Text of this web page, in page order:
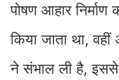
पोषण आहार निर्माण
किया जाता था,
ने संभाल ली है, इससे